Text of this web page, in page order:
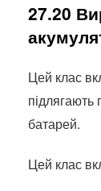
27.20
Цей клас
батарей.
Цей клас